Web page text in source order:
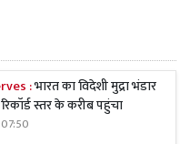
:भारत का विदेशी मुद्रा भंडार
स्तर के करीब पहुंचा